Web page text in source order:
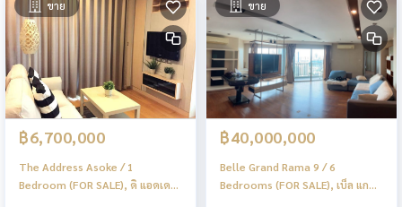
ขาย
฿6,700,000
The Address Asoke / 1
Bedroom (FOR SALE), ดิ แอดเดรส
ขาย
฿40,000,000
Belle Grand Rama 9 / 6
Bedrooms (FOR SALE), เบ็ล แก